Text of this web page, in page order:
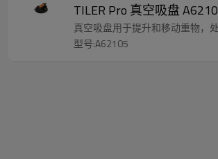
TILER Pro 真空吸盘
真空吸盘用于提升和移动重物，
型号:A62105